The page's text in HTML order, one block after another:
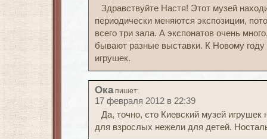
Здравствуйте Настя! Этот музей
периодически меняются экспозиции,
всего три зала. А экспонатов очень
бывают разные выставки. К Новому
игрушек.
Ока пишет:
17 февраля 2012 в 22:39
Да, точно, єто Киевский музей
для взрослых нежели для детей.